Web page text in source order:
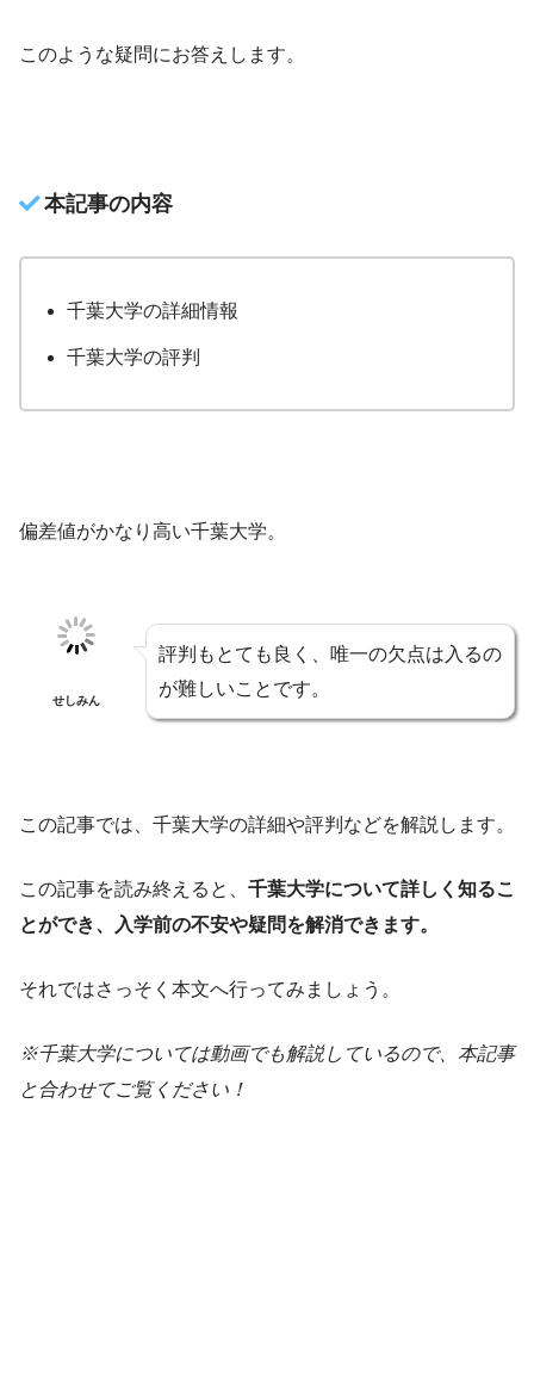
このような疑問にお答えします。
本記事の内容
千葉大学の詳細情報
千葉大学の評判
偏差値がかなり高い千葉大学。
せしみん
評判もとても良く、唯一の欠点は入るの
が難しいことです。
この記事では、千葉大学の詳細や評判などを解説します。
この記事を読み終えると、 千葉大学について詳しく知るこ
とができ、入学前の不安や疑問を解消できます。
それではさっそく本文へ行ってみましょう。
※千葉大学については動画でも解説しているので、本記事
と合わせてご覧ください！